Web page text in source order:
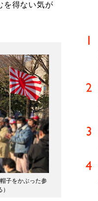
を得ない気が
子をかぶった参
）